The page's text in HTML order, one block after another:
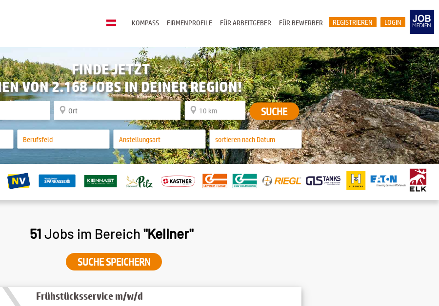
LOGIN
REGISTRIEREN
FÜR BEWERBER
FÜR ARBEITGEBER
FIRMENPROFILE
KOMPASS
FINDE JETZT
VON 2.168 JOBS IN DEINER REGION!
SUCHE
51 Jobs im Bereich "Kellner"
SUCHE SPEICHERN
Frühstücksservice m/w/d